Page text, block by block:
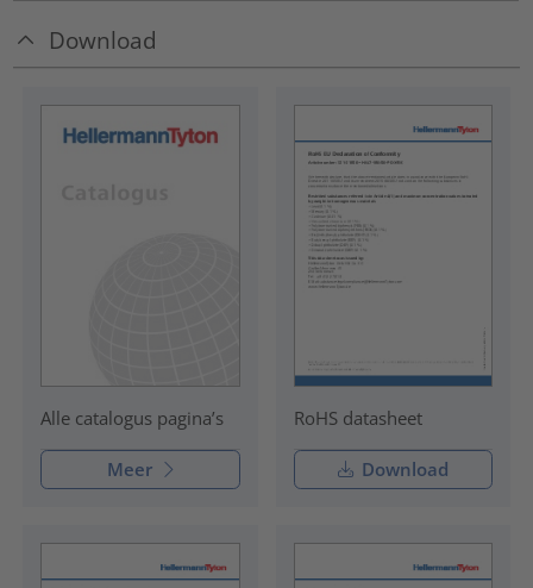
Download
Alle catalogus pagina’s
Meer
RoHS datasheet
Download